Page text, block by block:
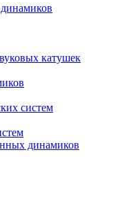
катушек
систем
динамиков